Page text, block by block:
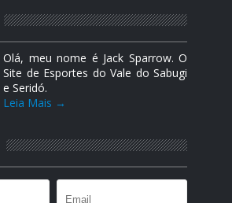
Olá, meu nome é Jack Sparrow. O
Site de Esportes do Vale do Sabugi
e Seridó.
Leia Mais →